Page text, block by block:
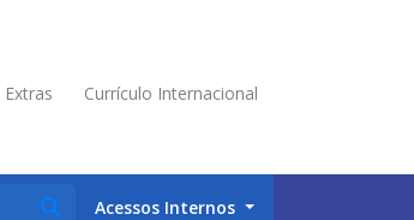
Currículo Internacional
Acessos Internos